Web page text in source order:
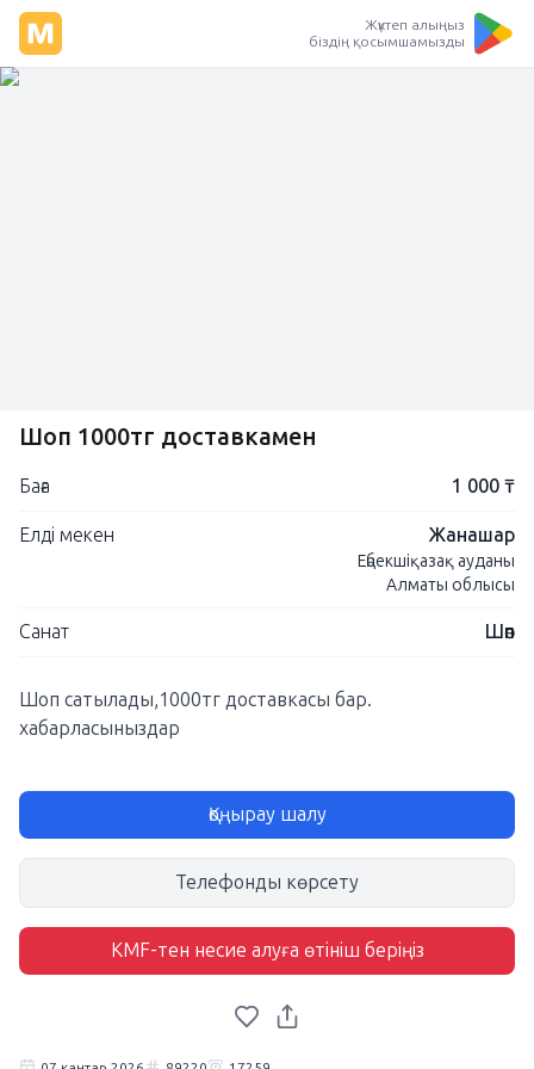
Жүктеп алыңыз
біздің қосымшамызды
Шоп 1000тг доставкамен
Баға 1 000 ₸
Елді мекен Жанашар
Еңбекшіқазақ ауданы
Алматы облысы
Санат Шөп
Шоп сатылады,1000тг доставкасы бар.
хабарласыныздар
Қоңырау шалу
Телефонды көрсету
KMF-тен несие алуға өтініш беріңіз